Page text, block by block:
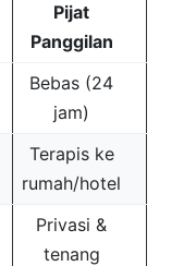
Pijat
Panggilan
Bebas (24
jam)
Terapis ke
rumah/hotel
Privasi &
tenang